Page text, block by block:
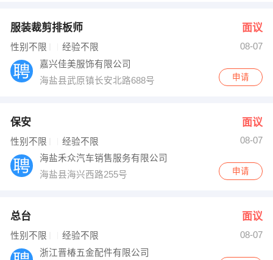
服装裁剪排板师 面议
性别不限 经验不限
08-07
嘉兴佳美服饰有限公司
海盐县武原镇长安北路688号
申请
保安 面议
性别不限 经验不限
08-07
海盐禾众汽车销售服务有限公司
海盐县海兴西路255号
申请
总台 面议
性别不限 经验不限
08-07
浙江晋椿五金配件有限公司